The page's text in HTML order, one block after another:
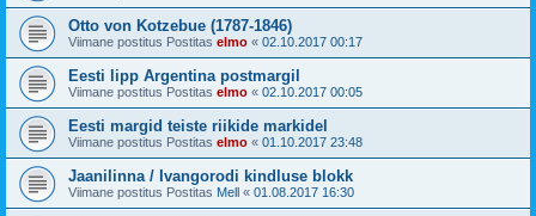
Otto von Kotzebue (1787-1846)
Viimane postitus Postitas elmo « 02.10.2017 00:17
Eesti lipp Argentina postmargil
Viimane postitus Postitas elmo « 02.10.2017 00:05
Eesti margid teiste riikide markidel
Viimane postitus Postitas elmo « 01.10.2017 23:48
Jaanilinna / Ivangorodi kindluse blokk
Viimane postitus Postitas Mell « 01.08.2017 16:30